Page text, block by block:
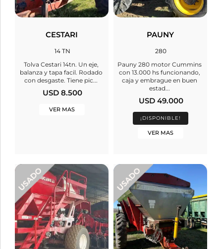
CESTARI
14 TN
Tolva Cestari 14tn. Un eje,
balanza y tapa facil. Rodado
con desgaste. Tiene pic...
USD 8.500
VER MAS
PAUNY
280
Pauny 280 motor Cummins
con 13.000 hs funcionando,
caja y embrague en buen
estad...
USD 49.000
¡DISPONIBLE!
VER MAS